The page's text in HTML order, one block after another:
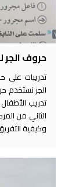
حروف الجر
تدريبات على
الجر نستخدم
تدريب
الثاني من
وكيفية